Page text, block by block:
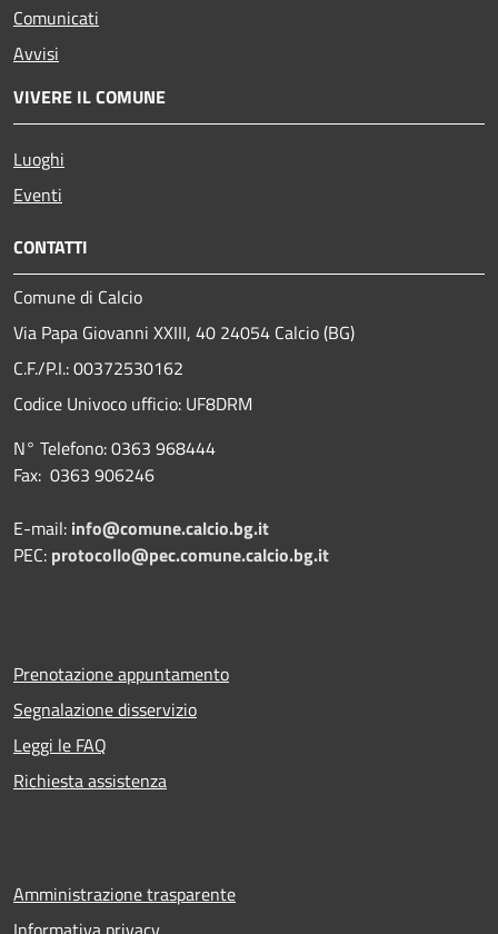
Comunicati
Avvisi
VIVERE IL COMUNE
Luoghi
Eventi
CONTATTI
Comune di Calcio
Via Papa Giovanni XXIII, 40 24054 Calcio (BG)
C.F./P.I.: 00372530162
Codice Univoco ufficio: UF8DRM
N° Telefono: 0363 968444
Fax: 0363 906246
E-mail: info@comune.calcio.bg.it
PEC: protocollo@pec.comune.calcio.bg.it
Prenotazione appuntamento
Segnalazione disservizio
Leggi le FAQ
Richiesta assistenza
Amministrazione trasparente